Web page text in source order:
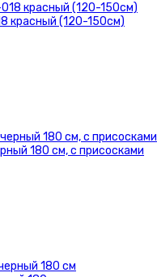
красный (120-150см)
180 см, с присосками